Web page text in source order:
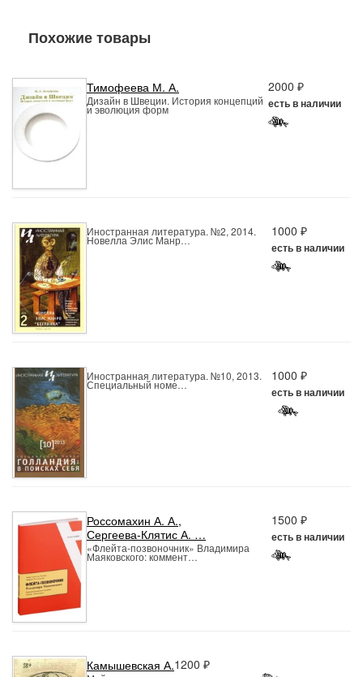
Похожие товары
Тимофеева М. А.
Дизайн в Швеции. История концепций
и эволюция форм
2000 ₽
есть в наличии
Иностранная литература. №2, 2014.
Новелла Элис Манр…
1000 ₽
есть в наличии
Иностранная литература. №10, 2013.
Специальный номе…
1000 ₽
есть в наличии
Россомахин А. А.,
Сергеева-Клятис А. …
«Флейта-позвоночник» Владимира
Маяковского: коммент…
1500 ₽
есть в наличии
Камышевская А.1200 ₽